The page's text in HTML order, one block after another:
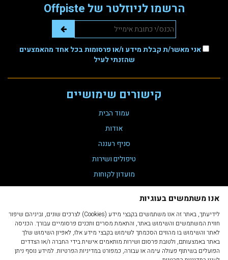
אנו משתמשים בעוגיות
לידיעתך, באתר זה אנו משתמשים בקבצי מידע (Cookies) לצרכים שונים, וביניהם שיפור
חווית המשתמשים והשימוש באתר, והתאמת מסרים ותכנים פרסומיים עבורך. הכניסה
לאתר והשימוש בו מהווים הסכמתך לשימוש בקבצי מידע אלו, לאפיון השימוש שלך
באתר באמצעותם, ולטובת פרסום ושירות מותאמים אישית בידי החברה ו/או הצדדים
הפועלים בשיתוף פעולה עימה או עבורה, כמפורט במדיניות הפרטיות. למידע נוסף ניתן
קישורים שימושיים
עמוד הבית
אודות
סניף רעננה
טיפולים ושירות
מועדון לקוחות
צור קשר
הצהרת נגישות
מדיניות פרטיות
תקנון ותנאי שימוש
הרשמו לניוזלטר של Offpiste
אני מאשר/ת קבלת מידע ו/או פרסומות בכל אחד מהאמצעים
שהזנתי לעיל